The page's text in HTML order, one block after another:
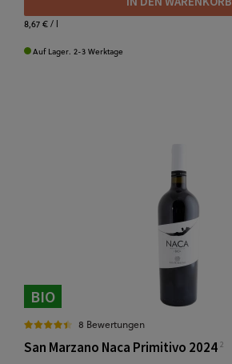
8,67 €/ l
Auf Lager. 2-3 Werktage
BIO
8 Bewertungen
San Marzano Naca Primitivo 2024